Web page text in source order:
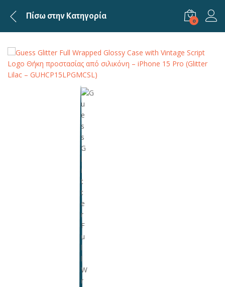
Πίσω στην Κατηγορία 0